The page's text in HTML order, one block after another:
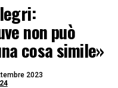
non può
cosa simile»
2023